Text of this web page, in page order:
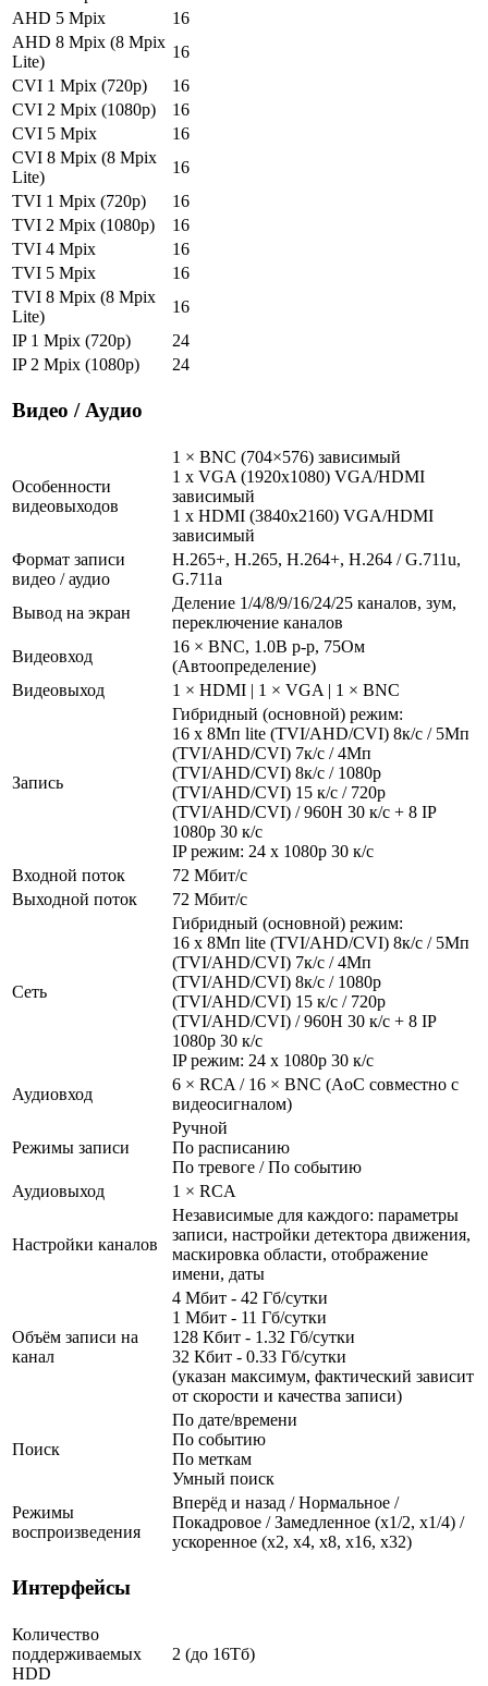
AHD 5 Mpix
16
AHD 8 Mpix (8 Mpix
Lite)
16
CVI 1 Mpix (720p)
16
CVI 2 Mpix (1080p)
16
CVI 5 Mpix
16
CVI 8 Mpix (8 Mpix
Lite)
16
TVI 1 Mpix (720p)
16
TVI 2 Mpix (1080p)
16
TVI 4 Mpix
16
TVI 5 Mpix
16
TVI 8 Mpix (8 Mpix
Lite)
16
IP 1 Mpix (720p)
24
IP 2 Mpix (1080p)
24
Видео / Аудио
Особенности
видеовыходов
1 × BNC (704×576) зависимый
1 x VGA (1920x1080) VGA/HDMI
зависимый
1 x HDMI (3840x2160) VGA/HDMI
зависимый
Формат записи
видео / аудио
H.265+, H.265, H.264+, H.264 / G.711u,
G.711a
Вывод на экран
Деление 1/4/8/9/16/24/25 каналов, зум,
переключение каналов
Видеовход
16 × BNC, 1.0В p-p, 75Ом
(Автоопределение)
Видеовыход
1 × HDMI | 1 × VGA | 1 × BNC
Запись
Гибридный (основной) режим:
16 x 8Мп lite (TVI/AHD/CVI) 8к/с / 5Мп
(TVI/AHD/CVI) 7к/с / 4Мп
(TVI/AHD/CVI) 8к/с / 1080р
(TVI/AHD/CVI) 15 к/с / 720р
(TVI/AHD/CVI) / 960H 30 к/с + 8 IP
1080p 30 к/с
IP режим: 24 х 1080p 30 к/с
Входной поток
72 Мбит/с
Выходной поток
72 Мбит/с
Сеть
Гибридный (основной) режим:
16 x 8Мп lite (TVI/AHD/CVI) 8к/с / 5Мп
(TVI/AHD/CVI) 7к/с / 4Мп
(TVI/AHD/CVI) 8к/с / 1080р
(TVI/AHD/CVI) 15 к/с / 720р
(TVI/AHD/CVI) / 960H 30 к/с + 8 IP
1080p 30 к/с
IP режим: 24 х 1080p 30 к/с
Аудиовход
6 × RCA / 16 × BNC (AoC совместно с
видеосигналом)
Режимы записи
Ручной
По расписанию
По тревоге / По событию
Аудиовыход
1 × RCA
Настройки каналов
Независимые для каждого: параметры
записи, настройки детектора движения,
маскировка области, отображение
имени, даты
Объём записи на
канал
4 Мбит - 42 Гб/сутки
1 Мбит - 11 Гб/сутки
128 Кбит - 1.32 Гб/сутки
32 Кбит - 0.33 Гб/сутки
(указан максимум, фактический зависит
от скорости и качества записи)
Поиск
По дате/времени
По событию
По меткам
Умный поиск
Режимы
воспроизведения
Вперёд и назад / Нормальное /
Покадровое / Замедленное (х1/2, х1/4) /
ускоренное (х2, х4, х8, х16, х32)
Интерфейсы
Количество
поддерживаемых
HDD
2 (до 16Тб)